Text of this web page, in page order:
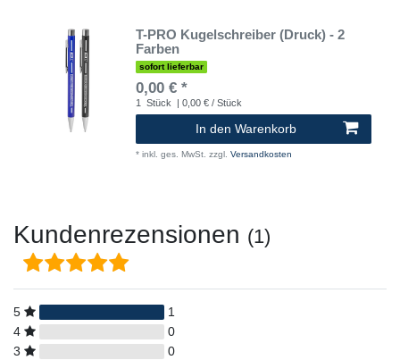
T-PRO Kugelschreiber (Druck) - 2
Farben
sofort lieferbar
0,00 € *
1 Stück | 0,00 € / Stück
In den Warenkorb
* inkl. ges. MwSt. zzgl. Versandkosten
Kundenrezensionen (1)
5
1
4
0
3
0